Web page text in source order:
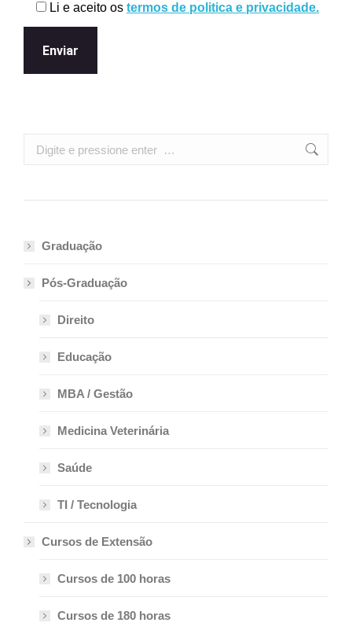
Li e aceito os termos de politica e privacidade.
Search:
Graduação
Pós-Graduação
Direito
Educação
MBA / Gestão
Medicina Veterinária
Saúde
TI / Tecnologia
Cursos de Extensão
Cursos de 100 horas
Cursos de 180 horas